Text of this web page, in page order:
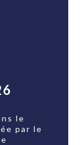
le
par le